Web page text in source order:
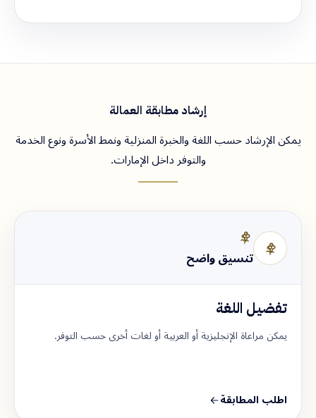
إرشاد مطابقة العمالة
يمكن الإرشاد حسب اللغة والخبرة المنزلية ونمط الأسرة ونوع الخدمة
والتوفر داخل الإمارات.
تنسيق واضح
تفضيل اللغة
يمكن مراعاة الإنجليزية أو العربية أو لغات أخرى حسب التوفر.
اطلب المطابقة